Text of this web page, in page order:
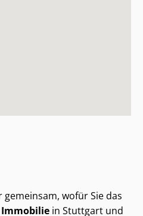
gemeinsam, wofür Sie das
in Stuttgart und